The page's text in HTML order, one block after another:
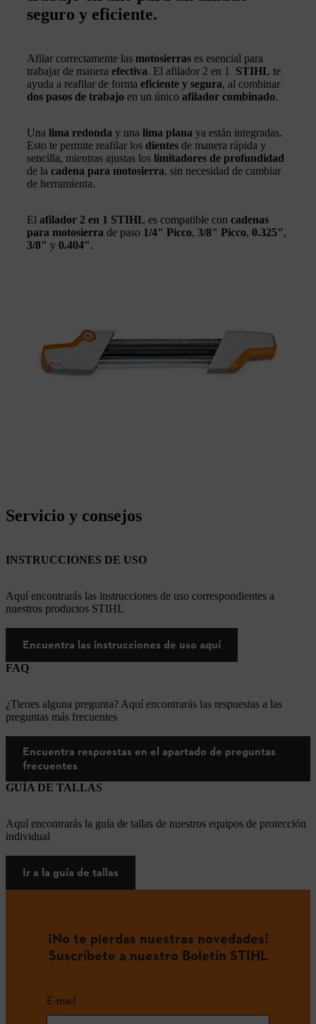
seguro y eficiente.
Afilar correctamente las motosierras es esencial para
trabajar de manera efectiva. El afilador 2 en 1 STIHL te
ayuda a reafilar de forma eficiente y segura, al combinar
dos pasos de trabajo en un único afilador combinado.
Una lima redonda y una lima plana ya están integradas.
Esto te permite reafilar los dientes de manera rápida y
sencilla, mientras ajustas los limitadores de profundidad
de la cadena para motosierra, sin necesidad de cambiar
de herramienta.
El afilador 2 en 1 STIHL es compatible con cadenas
para motosierra de paso 1/4" Picco, 3/8" Picco, 0.325",
3/8" y 0.404".
Servicio y consejos
INSTRUCCIONES DE USO
Aquí encontrarás las instrucciones de uso correspondientes a
nuestros productos STIHL
Encuentra las instrucciones de uso aquí
FAQ
¿Tienes alguna pregunta? Aquí encontrarás las respuestas a las
preguntas más frecuentes
Encuentra respuestas en el apartado de preguntas
frecuentes
GUÍA DE TALLAS
Aquí encontrarás la guía de tallas de nuestros equipos de protección
individual
Ir a la guía de tallas
¡No te pierdas nuestras novedades!
Suscríbete a nuestro Boletín STIHL
E-mail